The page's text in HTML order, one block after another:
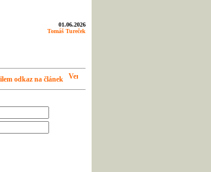
01.06.2026
Tomáš Tureček